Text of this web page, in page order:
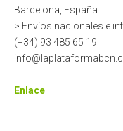
Barcelona, España
> Envíos nacionales e
(+34) 93 485 65 19
Enlace